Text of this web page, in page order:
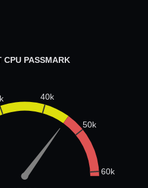
PASSMARK
40k
50k
60k